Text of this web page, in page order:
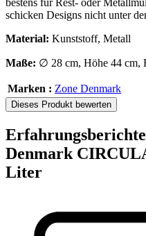
bestens für Rest- oder
schicken Designs nicht unter
Material: Kunststoff, Metall
Maße: ∅ 28 cm, Höhe 44 cm,
Marken : Zone Denmark
Dieses Produkt bewerten
Denmark
Liter